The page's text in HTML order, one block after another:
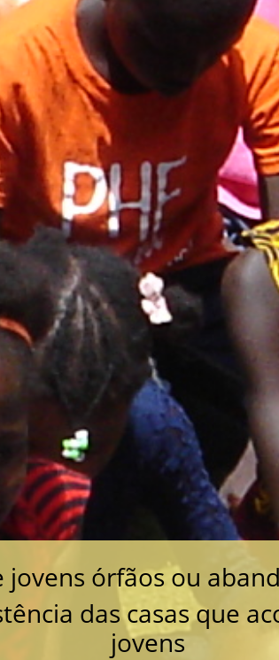
jovens órfãos ou
das casas que
jovens